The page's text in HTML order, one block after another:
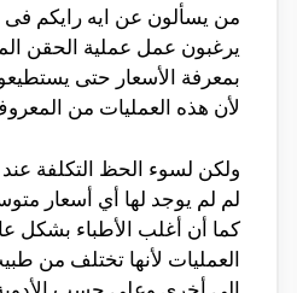
من يسألون عن ايه رايكم فى
يرغبون عمل عملية الحقن
بمعرفة الأسعار حتى
لأن هذه العمليات من
ولكن لسوء الحظ التكلفة
لم لم يوجد لها أي أسعار
كما أن أغلب الأطباء بشكل
العمليات لأنها تختلف من